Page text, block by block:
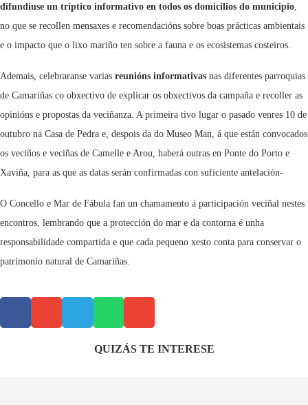
difundiuse un tríptico informativo en todos os domicilios do municipio
no que se recollen mensaxes e recomendacións sobre boas prácticas ambientais
e o impacto que o lixo mariño ten sobre a fauna e os ecosistemas costeiros.
Ademais, celebraranse varias reunións informativas nas diferentes parroquias
de Camariñas co obxectivo de explicar os obxectivos da campaña e recoller as
opinións e propostas da veciñanza. A primeira tivo lugar o pasado venres 10 de
outubro na Casa de Pedra e, despois da do Museo Man, á que están convocados
os veciños e veciñas de Camelle e Arou, haberá outras en Ponte do Porto e
Xaviña, para as que as datas serán confirmadas con suficiente antelación-
O Concello e Mar de Fábula fan un chamamento á participación veciñal nestes
encontros, lembrando que a protección do mar e da contorna é unha
responsabilidade compartida e que cada pequeno xesto conta para conservar o
patrimonio natural de Camariñas.
QUIZÁS TE INTERESE